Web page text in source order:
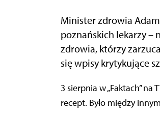
Minister zdrowia
poznańskich lekarzy –
zdrowia, którzy
się wpisy krytykujące
3 sierpnia w „Faktach” na TVN wyemitowano materiał dotyczący kłopotów z wystawianiem e-
recept. Było między